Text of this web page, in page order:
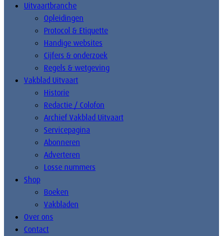
Uitvaartbranche
Opleidingen
Protocol & Etiquette
Handige websites
Cijfers & onderzoek
Regels & wetgeving
Vakblad Uitvaart
Historie
Redactie / Colofon
Archief Vakblad Uitvaart
Servicepagina
Abonneren
Adverteren
Losse nummers
Shop
Boeken
Vakbladen
Over ons
Contact